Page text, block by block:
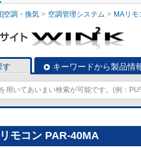
]空調・換気 空調管理システム MAリモ
す キーワードから製品情
モコン PAR-40MA